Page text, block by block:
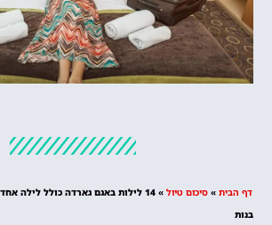
מציאת מלון
דף הבית » סיכום טיול »
בנות